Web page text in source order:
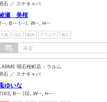
石 ／ スナキャバ
瀬 美桜
, B-- (--), W--, H--
写真 日記 動画 グラビア 新人
未定
明石桜町店 - ラルム
石 ／ スナキャバ
ゆいな
B-- (G), W--, H--